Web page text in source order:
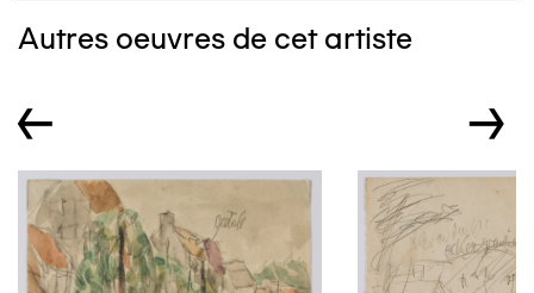
Autres oeuvres de cet artiste
← →